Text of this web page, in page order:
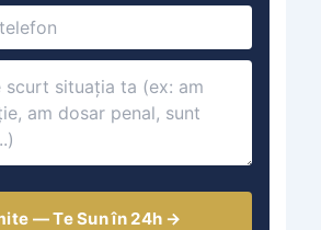
— Te Sun în 24h →